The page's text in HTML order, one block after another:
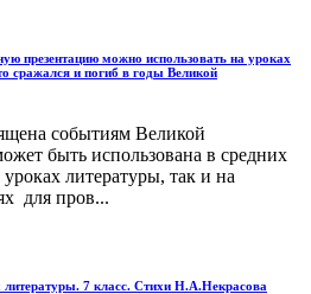
презентацию можно использовать на уроках
сражался и погиб в годы Великой
событиям Великой
быть использована в средних
литературы, так и на
для пров...
литературы. 7 класс. Стихи Н.А.Некрасова